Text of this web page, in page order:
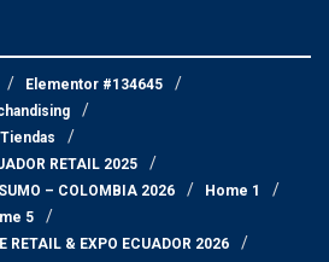
Elementor #134645
RETAIL 2025
– COLOMBIA 2026
Home 1
5
RETAIL & EXPO ECUADOR 2026